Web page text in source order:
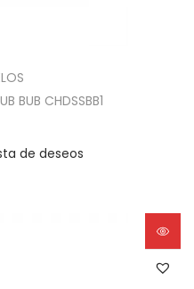
BUB CHDSSBB1
de deseos